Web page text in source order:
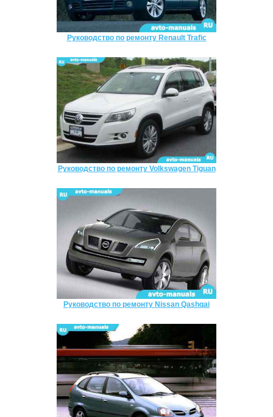
Руководство по ремонту Renault Trafic
Руководство по ремонту Volkswagen Tiguan
Руководство по ремонту Nissan Qashqai